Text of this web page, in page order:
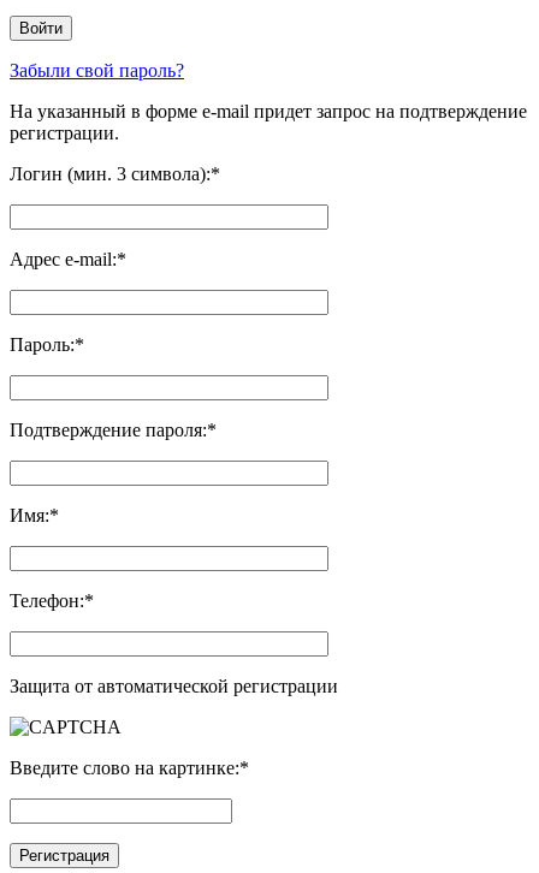
Забыли свой пароль?
На указанный в форме e-mail придет запрос на подтверждение
регистрации.
Логин (мин. 3 символа):*
Адрес e-mail:*
Пароль:*
Подтверждение пароля:*
Имя:*
Телефон:*
Защита от автоматической регистрации
Введите слово на картинке:*